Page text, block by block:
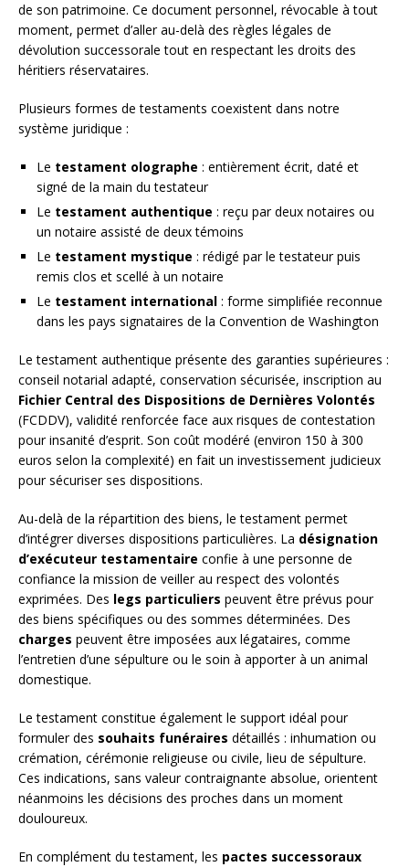
de son patrimoine. Ce document personnel, révocable à tout
moment, permet d’aller au-delà des règles légales de
dévolution successorale tout en respectant les droits des
héritiers réservataires.
Plusieurs formes de testaments coexistent dans notre
système juridique :
Le testament olographe : entièrement écrit, daté et
signé de la main du testateur
Le testament authentique : reçu par deux notaires ou
un notaire assisté de deux témoins
Le testament mystique : rédigé par le testateur puis
remis clos et scellé à un notaire
Le testament international : forme simplifiée reconnue
dans les pays signataires de la Convention de Washington
Le testament authentique présente des garanties supérieures :
conseil notarial adapté, conservation sécurisée, inscription au
Fichier Central des Dispositions de Dernières Volontés
(FCDDV), validité renforcée face aux risques de contestation
pour insanité d’esprit. Son coût modéré (environ 150 à 300
euros selon la complexité) en fait un investissement judicieux
pour sécuriser ses dispositions.
Au-delà de la répartition des biens, le testament permet
d’intégrer diverses dispositions particulières. La désignation
d’exécuteur testamentaire confie à une personne de
confiance la mission de veiller au respect des volontés
exprimées. Des legs particuliers peuvent être prévus pour
des biens spécifiques ou des sommes déterminées. Des
charges peuvent être imposées aux légataires, comme
l’entretien d’une sépulture ou le soin à apporter à un animal
domestique.
Le testament constitue également le support idéal pour
formuler des souhaits funéraires détaillés : inhumation ou
crémation, cérémonie religieuse ou civile, lieu de sépulture.
Ces indications, sans valeur contraignante absolue, orientent
néanmoins les décisions des proches dans un moment
douloureux.
En complément du testament, les pactes successoraux